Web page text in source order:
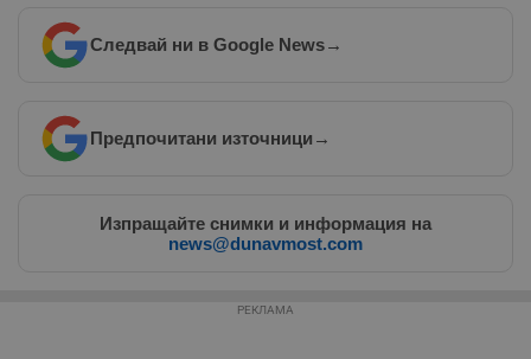
Следвай ни в Google News→
Предпочитани източници →
Изпращайте снимки и информация на
news@dunavmost.com
РЕКЛАМА